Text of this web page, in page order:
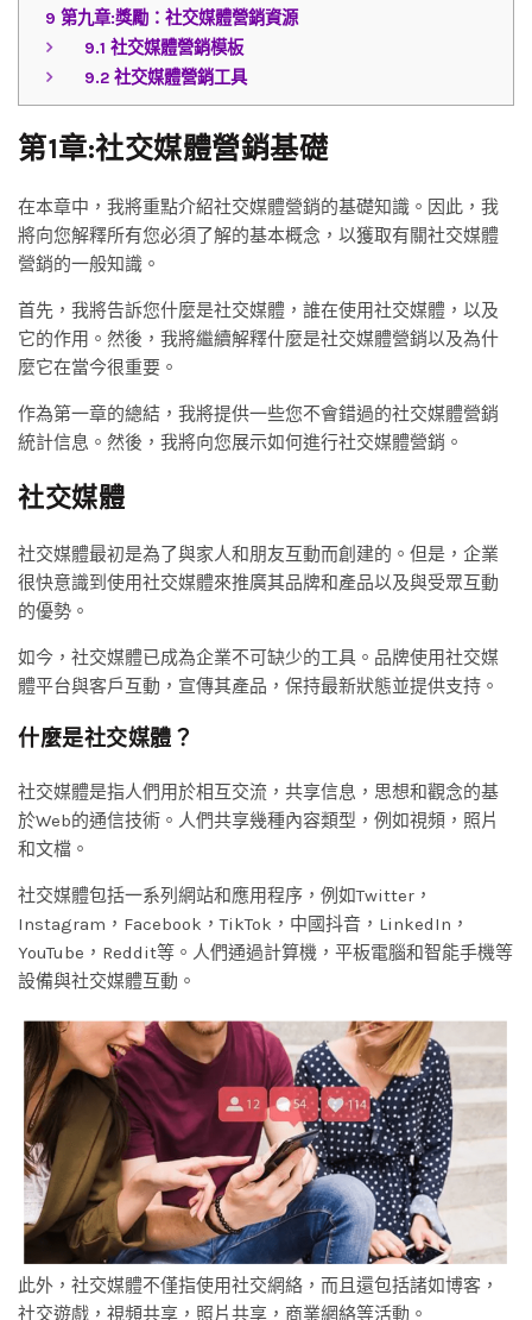
9 第九章:獎勵：社交媒體營銷資源
9.1 社交媒體營銷模板
9.2 社交媒體營銷工具
第1章:社交媒體營銷基礎
在本章中，我將重點介紹社交媒體營銷的基礎知識。因此，我
將向您解釋所有您必須了解的基本概念，以獲取有關社交媒體
營銷的一般知識。
首先，我將告訴您什麼是社交媒體，誰在使用社交媒體，以及
它的作用。然後，我將繼續解釋什麼是社交媒體營銷以及為什
麼它在當今很重要。
作為第一章的總結，我將提供一些您不會錯過的社交媒體營銷
統計信息。然後，我將向您展示如何進行社交媒體營銷。
社交媒體
社交媒體最初是為了與家人和朋友互動而創建的。但是，企業
很快意識到使用社交媒體來推廣其品牌和產品以及與受眾互動
的優勢。
如今，社交媒體已成為企業不可缺少的工具。品牌使用社交媒
體平台與客戶互動，宣傳其產品，保持最新狀態並提供支持。
什麼是社交媒體？
社交媒體是指人們用於相互交流，共享信息，思想和觀念的基
於Web的通信技術。人們共享幾種內容類型，例如視頻，照片
和文檔。
社交媒體包括一系列網站和應用程序，例如Twitter，
Instagram，Facebook，TikTok，中國抖音，LinkedIn，
YouTube，Reddit等。人們通過計算機，平板電腦和智能手機等
設備與社交媒體互動。
此外，社交媒體不僅指使用社交網絡，而且還包括諸如博客，
社交遊戲，視頻共享，照片共享，商業網絡等活動。